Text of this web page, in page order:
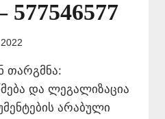
თარგმნა:
და ლეგალიზაცია
არაბული